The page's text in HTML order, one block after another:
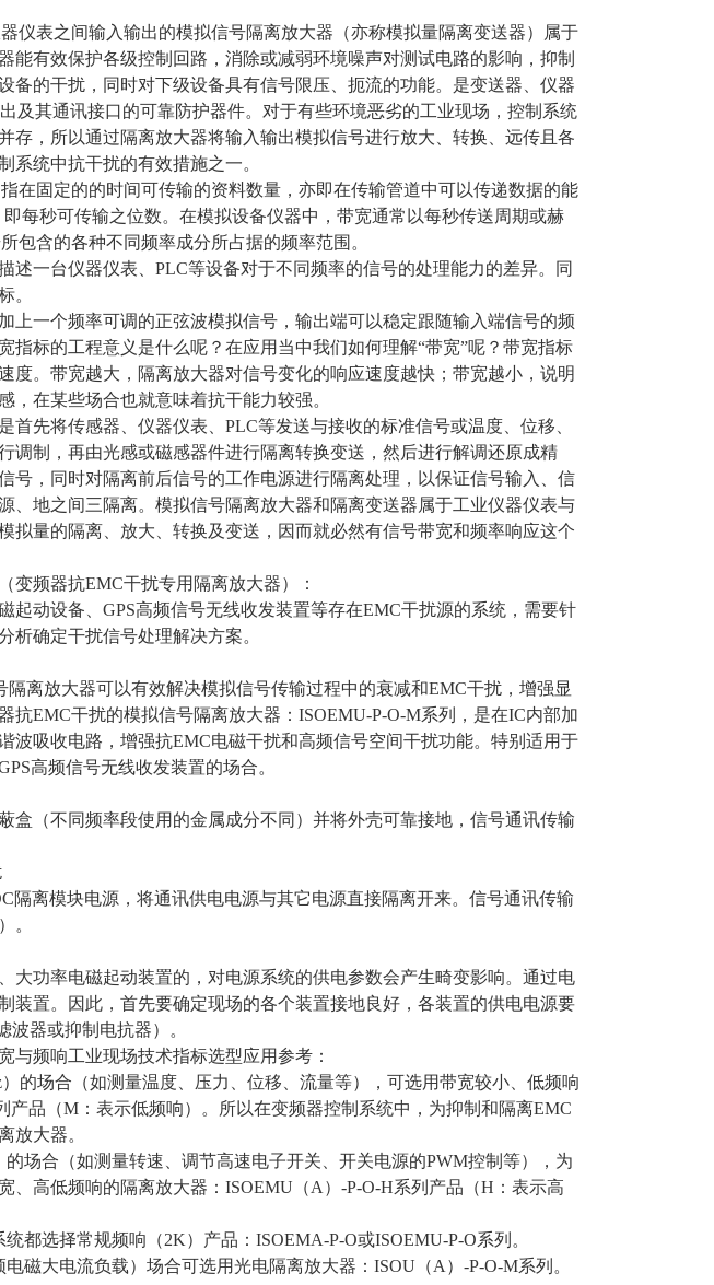
表之间输入输出的模拟信号隔离放大器（亦称模拟量隔离变送器）属于
能有效保护各级控制回路，消除或减弱环境噪声对测试电路的影响，抑制
备的干扰，同时对下级设备具有信号限压、扼流的功能。是变送器、仪器
及其通讯接口的可靠防护器件。对于有些环境恶劣的工业现场，控制系统
存，所以通过隔离放大器将输入输出模拟信号进行放大、转换、远传且各
系统中抗干扰的有效措施之一。
固定的的时间可传输的资料数量，亦即在传输管道中可以传递数据的能
每秒可传输之位数。在模拟设备仪器中，带宽通常以每秒传送周期或赫
包含的各种不同频率成分所占据的频率范围。
一台仪器仪表、PLC等设备对于不同频率的信号的处理能力的差异。同
。
一个频率可调的正弦波模拟信号，输出端可以稳定跟随输入端信号的频
指标的工程意义是什么呢？在应用当中我们如何理解“带宽”呢？带宽指标
度。带宽越大，隔离放大器对信号变化的响应速度越快；带宽越小，说明
，在某些场合也就意味着抗干能力较强。
先将传感器、仪器仪表、PLC等发送与接收的标准信号或温度、位移、
调制，再由光感或磁感器件进行隔离转换变送，然后进行解调还原成精
号，同时对隔离前后信号的工作电源进行隔离处理，以保证信号输入、信
、地之间三隔离。模拟信号隔离放大器和隔离变送器属于工业仪器仪表与
拟量的隔离、放大、转换及变送，因而就必然有信号带宽和频率响应这个
频器抗EMC干扰专用隔离放大器）：
动设备、GPS高频信号无线收发装置等存在EMC干扰源的系统，需要针
析确定干扰信号处理解决方案。
放大器可以有效解决模拟信号传输过程中的衰减和EMC干扰，增强显
抗EMC干扰的模拟信号隔离放大器：ISOEMU-P-O-M系列，是在IC内部加
波吸收电路，增强抗EMC电磁干扰和高频信号空间干扰功能。特别适用于
高频信号无线收发装置的场合。
（不同频率段使用的金属成分不同）并将外壳可靠接地，信号通讯传输
离模块电源，将通讯供电电源与其它电源直接隔离开来。信号通讯传输
。
功率电磁起动装置的，对电源系统的供电参数会产生畸变影响。通过电
装置。因此，首先要确定现场的各个装置接地良好，各装置的供电电源要
器或抑制电抗器）。
频响工业现场技术指标选型应用参考：
场合（如测量温度、压力、位移、流量等），可选用带宽较小、低频响
产品（M：表示低频响）。所以在变频器控制系统中，为抑制和隔离EMC
放大器。
合（如测量转速、调节高速电子开关、开关电源的PWM控制等），为
、高低频响的隔离放大器：ISOEMU（A）-P-O-H系列产品（H：表示高
选择常规频响（2K）产品：ISOEMA-P-O或ISOEMU-P-O系列。
大电流负载）场合可选用光电隔离放大器：ISOU（A）-P-O-M系列。